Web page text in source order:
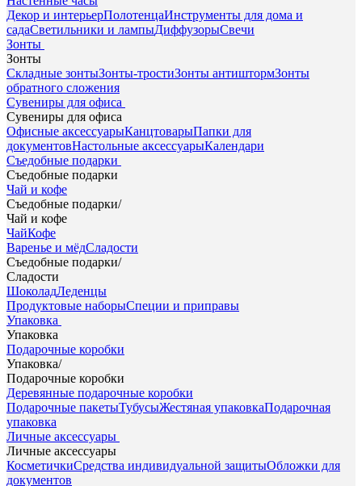
Декор и интерьерПолотенцаИнструменты для дома и
садаСветильники и лампыДиффузорыСвечи
Зонты
Зонты
Складные зонтыЗонты-тростиЗонты антиштормЗонты
обратного сложения
Сувениры для офиса
Сувениры для офиса
Офисные аксессуарыКанцтоварыПапки для
документовНастольные аксессуарыКалендари
Съедобные подарки
Съедобные подарки
Чай и кофе
Съедобные подарки/
Чай и кофе
ЧайКофе
Варенье и мёдСладости
Съедобные подарки/
Сладости
ШоколадЛеденцы
Продуктовые наборыСпеции и приправы
Упаковка
Упаковка
Подарочные коробки
Упаковка/
Подарочные коробки
Деревянные подарочные коробки
Подарочные пакетыТубусыЖестяная упаковкаПодарочная
упаковка
Личные аксессуары
Личные аксессуары
КосметичкиСредства индивидуальной защитыОбложки для
документов